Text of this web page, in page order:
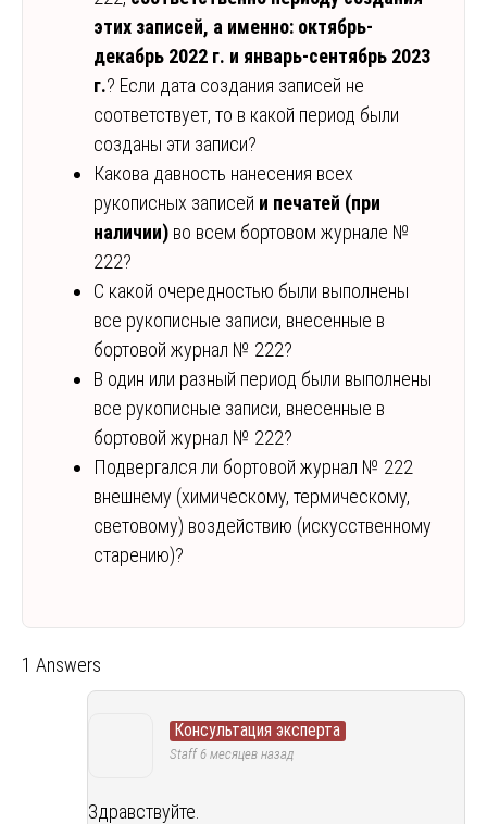
этих записей, а именно: октябрь-
декабрь 2022 г. и январь-сентябрь 2023
г.? Если дата создания записей не
соответствует, то в какой период были
созданы эти записи?
Какова давность нанесения всех
рукописных записей и печатей (при
наличии) во всем бортовом журнале №
222?
С какой очередностью были выполнены
все рукописные записи, внесенные в
бортовой журнал № 222?
В один или разный период были выполнены
все рукописные записи, внесенные в
бортовой журнал № 222?
Подвергался ли бортовой журнал № 222
внешнему (химическому, термическому,
световому) воздействию (искусственному
старению)?
1 Answers
Консультация эксперта
Staff6 месяцев назад
Здравствуйте.